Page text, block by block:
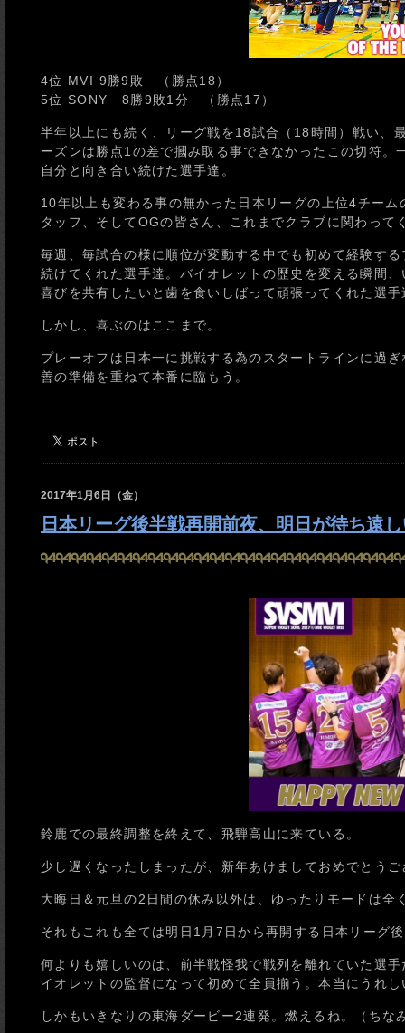
4位 MVI 9勝9敗 （勝点18）
5位 SONY 8勝9敗1分 （勝点17）
半年以上にも続く、リーグ戦を18試合（18時間）戦い、
ーズンは勝点1の差で摑み取る事できなかったこの切符
自分と向き合い続けた選手達。
10年以上も変わる事の無かった日本リーグの上位4チー
タッフ、そしてOGの皆さん、これまでクラブに関わっ
毎週、毎試合の様に順位が変動する中でも初めて経験す
続けてくれた選手達。バイオレットの歴史を変える瞬間
喜びを共有したいと歯を食いしばって頑張ってくれた選手
しかし、喜ぶのはここまで。
プレーオフは日本一に挑戦する為のスタートラインに過
善の準備を重ねて本番に臨もう。
2017年1月6日（金）
日本リーグ後半戦再開前夜、明日が待ち遠
鈴鹿での最終調整を終えて、飛騨高山に来ている。
少し遅くなったしまったが、新年あけましておめでとう
大晦日＆元旦の2日間の休み以外は、ゆったりモードは
それもこれも全ては明日1月7日から再開する日本リーグ
何よりも嬉しいのは、前半戦怪我で戦列を離れていた選
イオレットの監督になって初めて全員揃う。本当にうれ
しかもいきなりの東海ダービー2連発。燃えるね。（ち